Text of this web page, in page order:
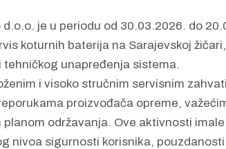
d.o.o. je u periodu od 30.03.2026. do
koturnih baterija na Sarajevskoj
tehničkog unapređenja sistema.
i visoko stručnim servisnim
proizvođača opreme,
planom održavanja. Ove aktivnosti
nivoa sigurnosti korisnika,